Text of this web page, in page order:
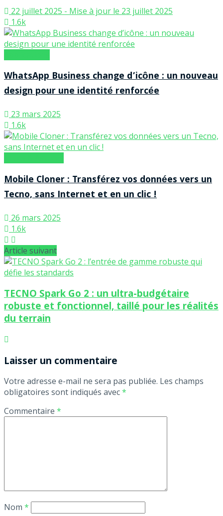
22 juillet 2025 - Mise à jour le 23 juillet 2025
1.6k
WhatsApp Business change d’icône : un nouveau
design pour une identité renforcée
23 mars 2025
1.6k
Mobile Cloner : Transférez vos données vers un
Tecno, sans Internet et en un clic !
26 mars 2025
1.6k
Article suivant
TECNO Spark Go 2 : un ultra-budgétaire
robuste et fonctionnel, taillé pour les réalités
du terrain
Laisser un commentaire
Votre adresse e-mail ne sera pas publiée. Les champs
obligatoires sont indiqués avec*
Commentaire *
Nom *